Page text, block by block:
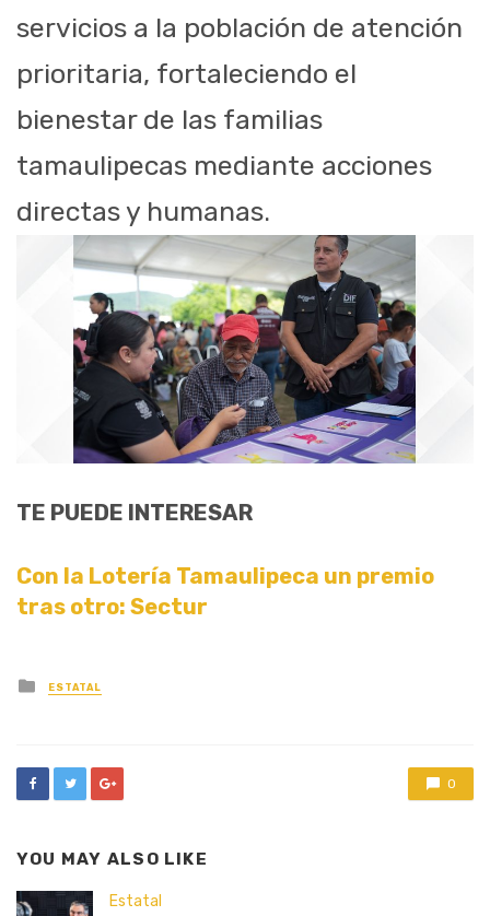
servicios a la población de atención
prioritaria, fortaleciendo el
bienestar de las familias
tamaulipecas mediante acciones
directas y humanas.
TE PUEDE INTERESAR
Con la Lotería Tamaulipeca un premio
tras otro: Sectur
Posted
in
ESTATAL
0
YOU MAY ALSO LIKE
Estatal